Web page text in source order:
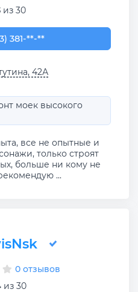
из 30
381-10-54
381-**-**
42А
моек высокого
все не опытные и
только строят
больше ни кому не
...
0 отзывов
из 30